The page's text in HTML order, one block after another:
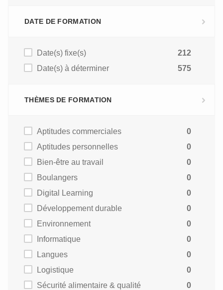
DATE DE FORMATION
Date(s) fixe(s)
212
Date(s) à déterminer
575
THÈMES DE FORMATION
Aptitudes commerciales
0
Aptitudes personnelles
0
Bien-être au travail
0
Boulangers
0
Digital Learning
0
Développement durable
0
Environnement
0
Informatique
0
Langues
0
Logistique
0
Sécurité alimentaire & qualité
0